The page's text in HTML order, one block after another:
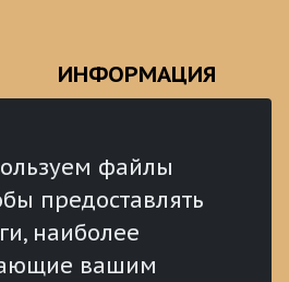
файлы
предоставлять
наиболее
вашим
ИНФОРМАЦИЯ
аналитические
материалы
Реализация Послания
Президента РФ
Федеральному